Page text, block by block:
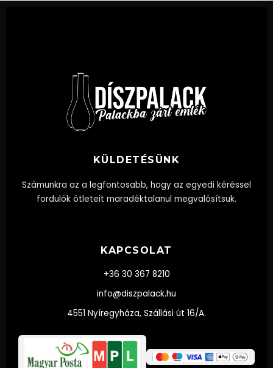
KÜLDETÉSÜNK
Számunkra az a legfontosabb, hogy az egyedi kéréssel
fordulók ötleteit maradéktalanul megvalósítsuk.
KAPCSOLAT
+36 30 367 8210
info@diszpalack.hu
4551 Nyíregyháza, Szállási út 16/A.